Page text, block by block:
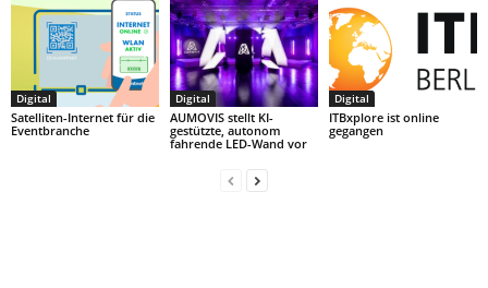
Digital
Satelliten-Internet für die
Eventbranche
Digital
AUMOVIS stellt KI-
gestützte, autonom
fahrende LED-Wand vor
Digital
ITBxplore ist online
gegangen